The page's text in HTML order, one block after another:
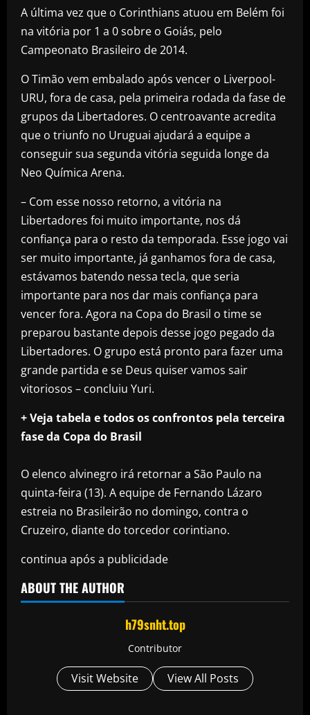
A última vez que o Corinthians atuou em Belém foi
na vitória por 1 a 0 sobre o Goiás, pelo
Campeonato Brasileiro de 2014.
O Timão vem embalado após vencer o Liverpool-
URU, fora de casa, pela primeira rodada da fase de
grupos da Libertadores. O centroavante acredita
que o triunfo no Uruguai ajudará a equipe a
conseguir sua segunda vitória seguida longe da
Neo Química Arena.
– Com esse nosso retorno, a vitória na
Libertadores foi muito importante, nos dá
confiança para o resto da temporada. Esse jogo vai
ser muito importante, já ganhamos fora de casa,
estávamos batendo nessa tecla, que seria
importante para nos dar mais confiança para
vencer fora. Agora na Copa do Brasil o time se
preparou bastante depois desse jogo pegado da
Libertadores. O grupo está pronto para fazer uma
grande partida e se Deus quiser vamos sair
vitoriosos – concluiu Yuri.
+ Veja tabela e todos os confrontos pela terceira
fase da Copa do Brasil
O elenco alvinegro irá retornar a São Paulo na
quinta-feira (13). A equipe de Fernando Lázaro
estreia no Brasileirão no domingo, contra o
Cruzeiro, diante do torcedor corintiano.
continua após a publicidade
ABOUT THE AUTHOR
h79snht.top
Contributor
Visit Website View All Posts